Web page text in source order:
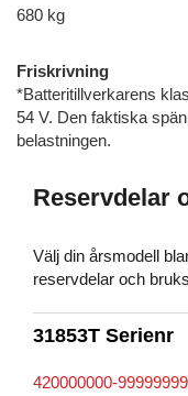
680 kg
Friskrivning
*Batteritillverkarens
54 V. Den faktiska
belastningen.
Reservdelar
Välj din årsmodell
reservdelar och
31853T Serienr
420000000-